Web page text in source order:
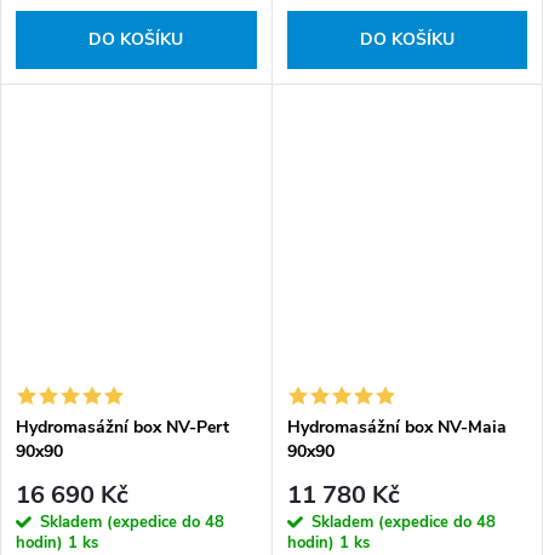
DO KOŠÍKU DO KOŠÍKU
Hydromasážní box NV-Pert
90x90
16 690 Kč
Skladem (expedice do 48
hodin) 1 ks
Hydromasážní box NV-Maia
90x90
11 780 Kč
Skladem (expedice do 48
hodin) 1 ks